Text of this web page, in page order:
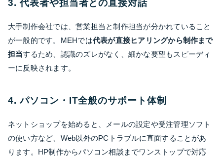
3. 代表者や担当者との直接対話
大手制作会社では、営業担当と制作担当が分かれていること
が一般的です。MEHでは代表が直接ヒアリングから制作まで
担当するため、認識のズレがなく、細かな要望もスピーディ
ーに反映されます。
4. パソコン・IT全般のサポート体制
ネットショップを始めると、メールの設定や受注管理ソフト
の使い方など、Web以外のPCトラブルに直面することがあ
ります。HP制作からパソコン相談までワンストップで対応